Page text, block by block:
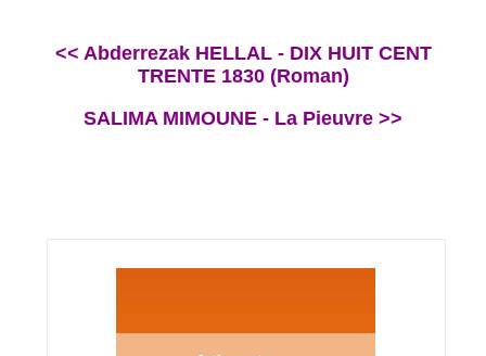
<< Abderrezak HELLAL - DIX HUIT CENT
TRENTE 1830 (Roman)
SALIMA MIMOUNE - La Pieuvre >>